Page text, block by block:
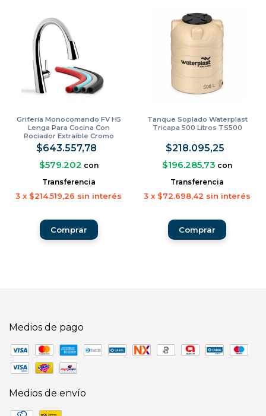
Grifería Monocomando FV H5
Lenga Para Cocina Con
Rociador Extraíble Cromo
0412/H5
$643.557,78
$579.202 con
Transferencia
3 x $214.519,26 sin interés
Tanque Soplado Waterplast
Tricapa 500 Litros TS500
$218.095,25
$196.285,73 con
Transferencia
3 x $72.698,42 sin interés
Medios de pago
Medios de envío